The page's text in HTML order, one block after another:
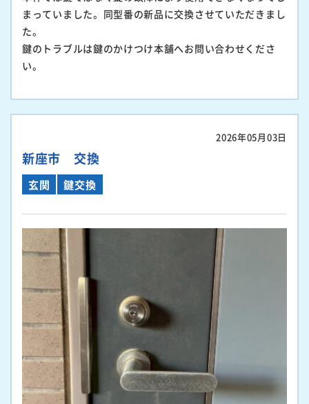
まっていました。同型番の新品に交換させていただきまし
た。
鍵のトラブルは鍵のかけつけ本舗へお問い合わせくださ
い。
2026年05月03日
新座市 交換
玄関 鍵交換